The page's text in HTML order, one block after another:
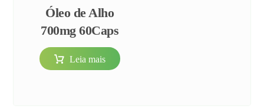
Óleo de Alho
700mg 60Caps
Leia mais